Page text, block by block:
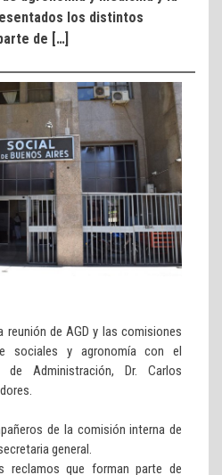
los distintos
de […]
reunión de AGD y las comisiones
sociales y agronomía con el
Administración, Dr. Carlos
de la comisión interna de
general.
reclamos que forman parte de